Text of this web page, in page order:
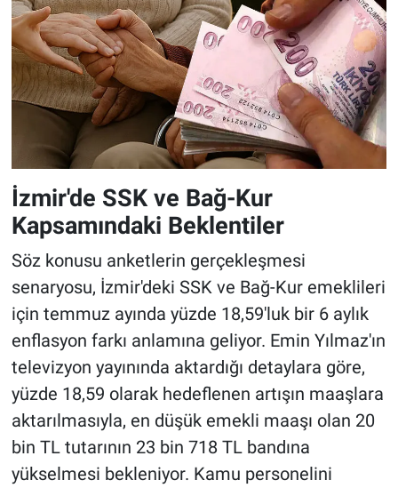
İzmir'de SSK ve Bağ-Kur
Kapsamındaki Beklentiler
Söz konusu anketlerin gerçekleşmesi
senaryosu, İzmir'deki SSK ve Bağ-Kur emeklileri
için temmuz ayında yüzde 18,59'luk bir 6 aylık
enflasyon farkı anlamına geliyor. Emin Yılmaz'ın
televizyon yayınında aktardığı detaylara göre,
yüzde 18,59 olarak hedeflenen artışın maaşlara
aktarılmasıyla, en düşük emekli maaşı olan 20
bin TL tutarının 23 bin 718 TL bandına
yükselmesi bekleniyor. Kamu personelini